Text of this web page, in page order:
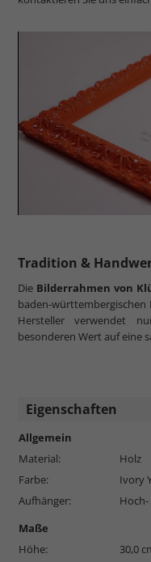
Tradition &
Die Bilderrahmen von
baden-
Hersteller verwendet
besonderen Wert auf eine
Eigenschaften
Allgemein
Material:
Holz
Farbe:
Ivory
Aufhänger:
Maße
Höhe:
30,0